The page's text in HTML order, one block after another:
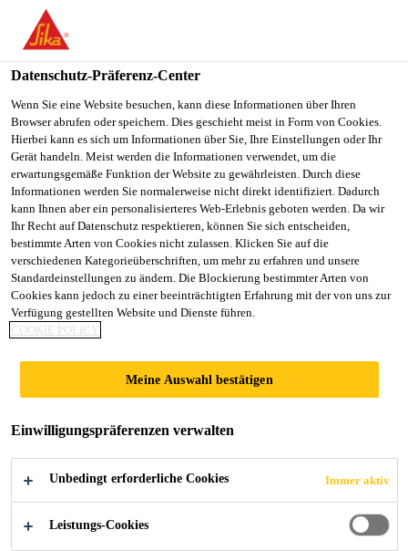
You are accessing "Sika Österreich", it seems you are accessing it
from "Vereinigte Staaten". We have a dedicated website for your
country.
TO
SIKA
USA
STAY ON THE SIKA
ÖSTERREICH WEBSITE
SELECT A
COUNTRY
Sika Österreich
MANSCHETTEN
FÜR EINBAUTEILE
/
DACHKONTROLLS
TUTZEN
Datenschutz-Präferenz-Center
Wenn Sie eine Website besuchen, kann diese Informationen über Ihren
Browser abrufen oder speichern. Dies geschieht meist in Form von Cookies.
Hierbei kann es sich um Informationen über Sie, Ihre Einstellungen oder Ihr
Gerät handeln. Meist werden die Informationen verwendet, um die
erwartungsgemäße Funktion der Website zu gewährleisten. Durch diese
Informationen werden Sie normalerweise nicht direkt identifiziert. Dadurch
kann Ihnen aber ein personalisierteres Web-Erlebnis geboten werden. Da wir
Ihr Recht auf Datenschutz respektieren, können Sie sich entscheiden,
bestimmte Arten von Cookies nicht zulassen. Klicken Sie auf die
verschiedenen Kategorieüberschriften, um mehr zu erfahren und unsere
Standardeinstellungen zu ändern. Die Blockierung bestimmter Arten von
Cookies kann jedoch zu einer beeinträchtigten Erfahrung mit der von uns zur
Verfügung gestellten Website und Dienste führen.
COOKIE POLICY
Meine Auswahl bestätigen
Einwilligungspräferenzen verwalten
Unbedingt erforderliche Cookies Immer aktiv
Leistungs-Cookies